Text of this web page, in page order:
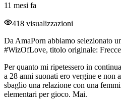
11 mesi fa
418 visualizzazioni
Da AmaPorn abbiamo selezionato
#WizOfLove, titolo originale:
Per quanto mi ripetessero in
a 28 anni suonati ero vergine e non
sbaglio una relazione con una
elementari per gioco. Mai.